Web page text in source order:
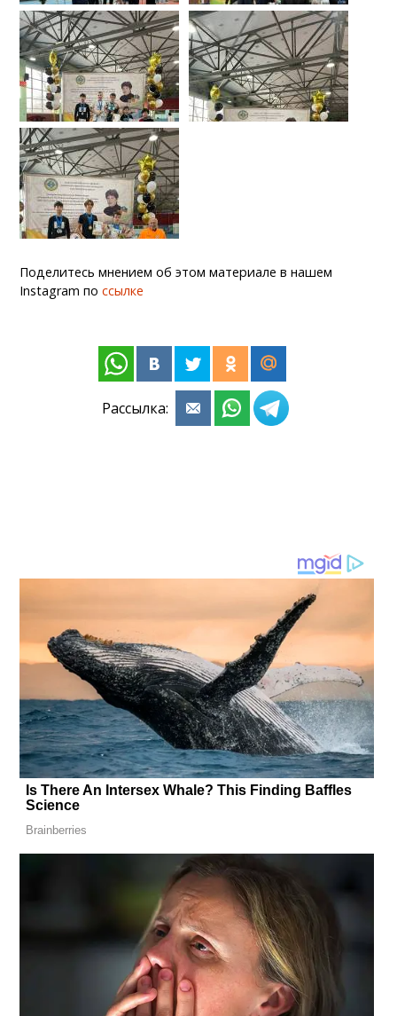
Поделитесь мнением об этом материале в нашем
Instagram поссылке
Рассылка: